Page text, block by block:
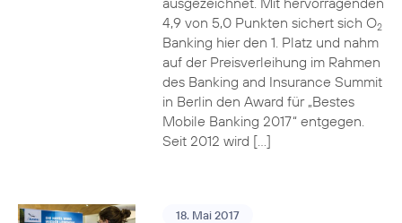
4,9 von 5,0 Punkten sichert sich O2
Banking hier den 1. Platz und nahm
auf der Preisverleihung im Rahmen
des Banking and Insurance Summit
in Berlin den Award für „Bestes
Mobile Banking 2017“ entgegen.
Seit 2012 wird […]
18. Mai 2017